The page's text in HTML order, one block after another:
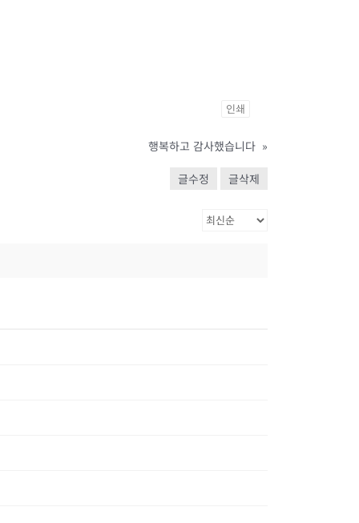
인쇄
행복하고 감사했습니다 »
글수정 글삭제